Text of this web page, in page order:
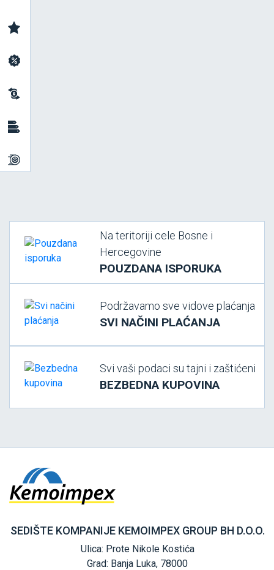
Na teritoriji cele Bosne i
Hercegovine
POUZDANA ISPORUKA
Podržavamo sve vidove plaćanja
SVI NAČINI PLAĆANJA
Svi vaši podaci su tajni i zaštićeni
BEZBEDNA KUPOVINA
SEDIŠTE KOMPANIJE KEMOIMPEX GROUP BH D.O.O.
Ulica: Prote Nikole Kostića
Grad: Banja Luka, 78000